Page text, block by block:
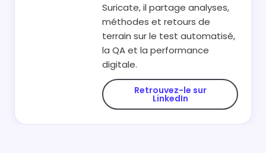
Suricate, il partage analyses,
méthodes et retours de
terrain sur le test automatisé,
la QA et la performance
digitale.
Retrouvez-le sur
LinkedIn